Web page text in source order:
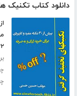
دانلود کتاب تکنیک
۲۲